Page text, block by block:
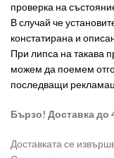
проверка на
В случай че
констатирана и
При липса на такава
можем да поемем
последващи
Бързо! Доставка до
Доставката се